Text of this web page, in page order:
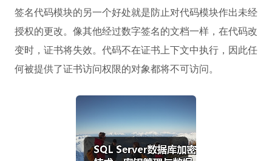
签名代码模块的另一个好处就是防止对代码模块作出未经
授权的更改。像其他经过数字签名的文档一样，在代码改
变时，证书将失效。代码不在证书上下文中执行，因此任
何被提供了证书访问权限的对象都将不可访问。